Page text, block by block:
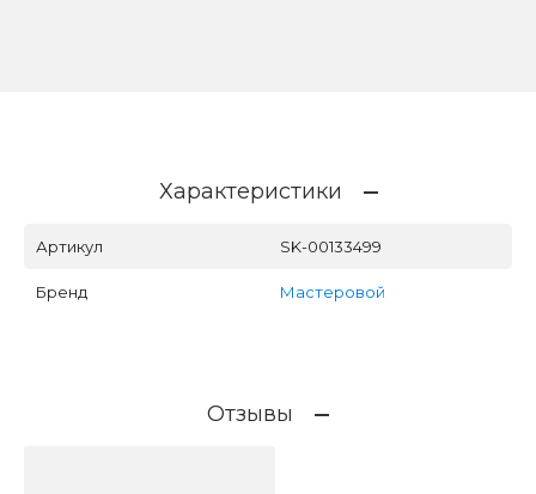
Характеристики
Артикул SK-00133499
Бренд Мастеровой
Отзывы